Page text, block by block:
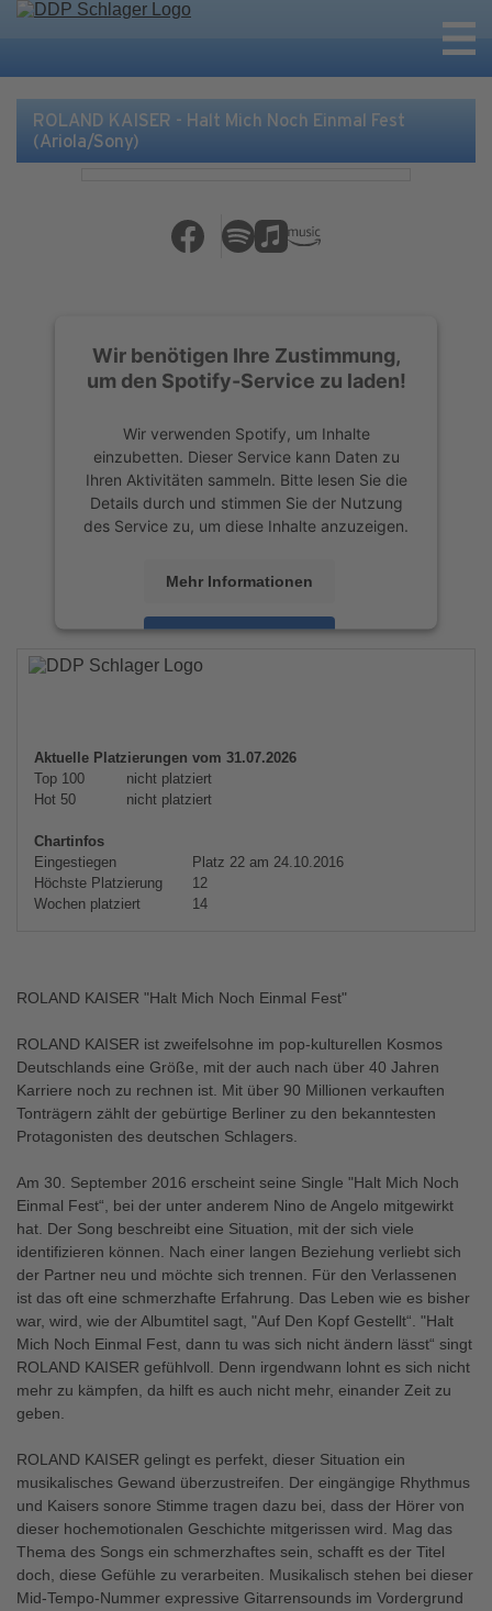
ROLAND KAISER - Halt Mich Noch Einmal Fest
(Ariola/Sony)
Wir benötigen Ihre Zustimmung,
um den Spotify-Service zu laden!
Wir verwenden Spotify, um Inhalte
einzubetten. Dieser Service kann Daten zu
Ihren Aktivitäten sammeln. Bitte lesen Sie die
Details durch und stimmen Sie der Nutzung
des Service zu, um diese Inhalte anzuzeigen.
Mehr Informationen
Akzeptieren
powered by
Aktuelle Platzierungen vom 31.07.2026
Top 100
nicht platziert
Hot 50
nicht platziert
Chartinfos
Eingestiegen
Platz 22 am 24.10.2016
Höchste Platzierung
12
Wochen platziert
14
ROLAND KAISER "Halt Mich Noch Einmal Fest"
ROLAND KAISER ist zweifelsohne im pop-kulturellen Kosmos
Deutschlands eine Größe, mit der auch nach über 40 Jahren
Karriere noch zu rechnen ist. Mit über 90 Millionen verkauften
Tonträgern zählt der gebürtige Berliner zu den bekanntesten
Protagonisten des deutschen Schlagers.
Am 30. September 2016 erscheint seine Single "Halt Mich Noch
Einmal Fest“, bei der unter anderem Nino de Angelo mitgewirkt
hat. Der Song beschreibt eine Situation, mit der sich viele
identifizieren können. Nach einer langen Beziehung verliebt sich
der Partner neu und möchte sich trennen. Für den Verlassenen
ist das oft eine schmerzhafte Erfahrung. Das Leben wie es bisher
war, wird, wie der Albumtitel sagt, "Auf Den Kopf Gestellt“. "Halt
Mich Noch Einmal Fest, dann tu was sich nicht ändern lässt“ singt
ROLAND KAISER gefühlvoll. Denn irgendwann lohnt es sich nicht
mehr zu kämpfen, da hilft es auch nicht mehr, einander Zeit zu
geben.
ROLAND KAISER gelingt es perfekt, dieser Situation ein
musikalisches Gewand überzustreifen. Der eingängige Rhythmus
und Kaisers sonore Stimme tragen dazu bei, dass der Hörer von
dieser hochemotionalen Geschichte mitgerissen wird. Mag das
Thema des Songs ein schmerzhaftes sein, schafft es der Titel
doch, diese Gefühle zu verarbeiten. Musikalisch stehen bei dieser
Mid-Tempo-Nummer expressive Gitarrensounds im Vordergrund